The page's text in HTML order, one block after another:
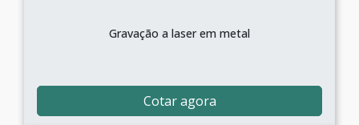
Gravação a laser em metal
Cotar agora